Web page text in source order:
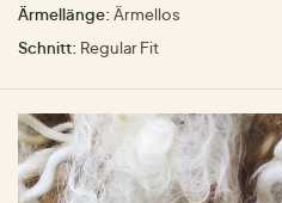
Ärmellänge: Ärmellos
Schnitt: Regular Fit